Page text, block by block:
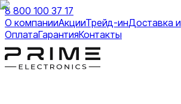
8 800 100 37 17
О компанииАкцииТрейд-инДоставка и
ОплатаГарантияКонтакты